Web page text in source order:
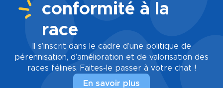
conformité à la
race
Il s’inscrit dans le cadre d’une politique de
pérennisation, d’amélioration et de valorisation des
races félines. Faites-le passer à votre chat !
En savoir plus